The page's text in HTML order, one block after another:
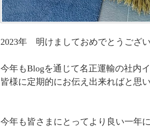
2023年 明けましておめでとうござ
今年もBlogを通じて名正運輸の社内
皆様に定期的にお伝え出来ればと思
今年も皆さまにとってより良い一年